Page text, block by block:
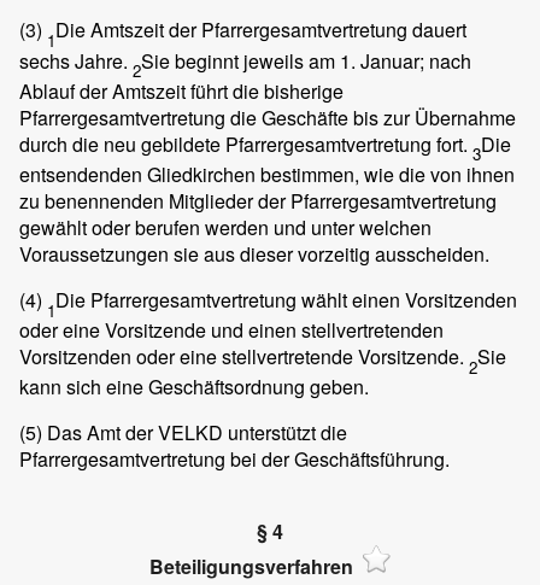
(3) 1Die Amtszeit der Pfarrergesamtvertretung dauert
sechs Jahre. 2Sie beginnt jeweils am 1. Januar; nach
Ablauf der Amtszeit führt die bisherige
Pfarrergesamtvertretung die Geschäfte bis zur Übernahme
durch die neu gebildete Pfarrergesamtvertretung fort. 3Die
entsendenden Gliedkirchen bestimmen, wie die von ihnen
zu benennenden Mitglieder der Pfarrergesamtvertretung
gewählt oder berufen werden und unter welchen
Voraussetzungen sie aus dieser vorzeitig ausscheiden.
(4) 1Die Pfarrergesamtvertretung wählt einen Vorsitzenden
oder eine Vorsitzende und einen stellvertretenden
Vorsitzenden oder eine stellvertretende Vorsitzende. 2Sie
kann sich eine Geschäftsordnung geben.
(5) Das Amt der VELKD unterstützt die
Pfarrergesamtvertretung bei der Geschäftsführung.
§ 4
Beteiligungsverfahren